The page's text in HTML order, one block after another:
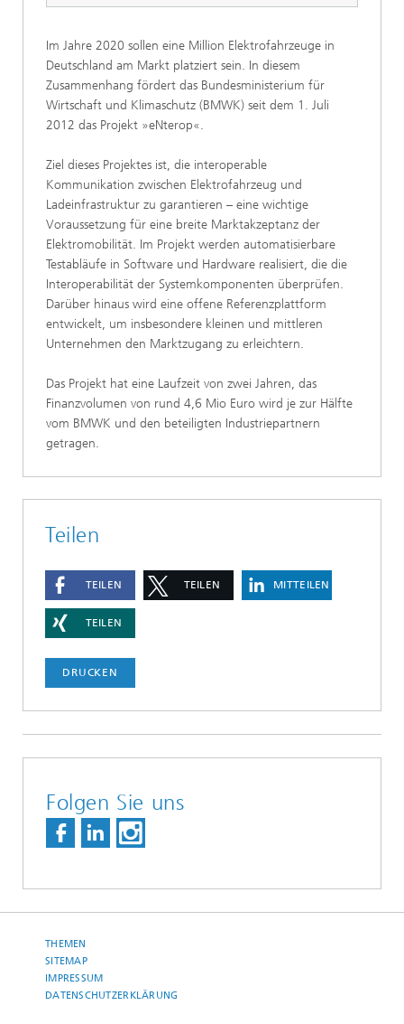
Im Jahre 2020 sollen eine Million Elektrofahrzeuge in
Deutschland am Markt platziert sein. In diesem
Zusammenhang fördert das Bundesministerium für
Wirtschaft und Klimaschutz (BMWK) seit dem 1. Juli
2012 das Projekt »eNterop«.
Ziel dieses Projektes ist, die interoperable
Kommunikation zwischen Elektrofahrzeug und
Ladeinfrastruktur zu garantieren – eine wichtige
Voraussetzung für eine breite Marktakzeptanz der
Elektromobilität. Im Projekt werden automatisierbare
Testabläufe in Software und Hardware realisiert, die die
Interoperabilität der Systemkomponenten überprüfen.
Darüber hinaus wird eine offene Referenzplattform
entwickelt, um insbesondere kleinen und mittleren
Unternehmen den Marktzugang zu erleichtern.
Das Projekt hat eine Laufzeit von zwei Jahren, das
Finanzvolumen von rund 4,6 Mio Euro wird je zur Hälfte
vom BMWK und den beteiligten Industriepartnern
getragen.
Teilen
TEILEN TEILEN MITTEILEN
TEILEN
DRUCKEN
Folgen Sie uns
THEMEN
SITEMAP
IMPRESSUM
DATENSCHUTZERKLÄRUNG